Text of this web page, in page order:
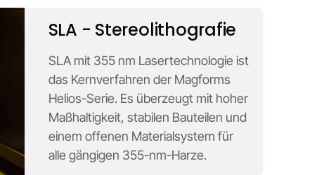
SLA - Stereolithografie
SLA mit 355 nm Lasertechnologie ist
das Kernverfahren der Magforms
Helios-Serie. Es überzeugt mit hoher
Maßhaltigkeit, stabilen Bauteilen und
einem offenen Materialsystem für
alle gängigen 355-nm-Harze.